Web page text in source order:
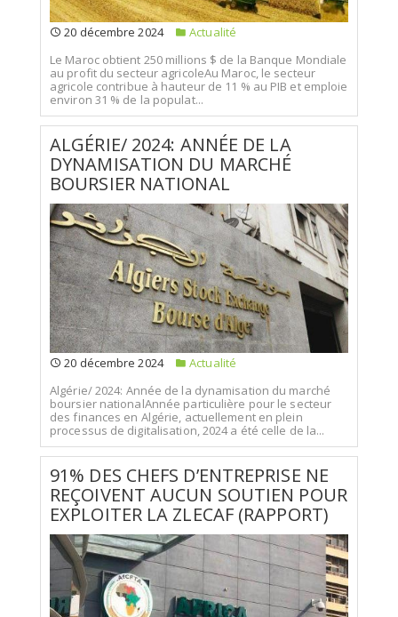
20 décembre 2024
Actualité
Le Maroc obtient 250 millions $ de la Banque Mondiale
au profit du secteur agricoleAu Maroc, le secteur
agricole contribue à hauteur de 11 % au PIB et emploie
environ 31 % de la populat...
ALGÉRIE/ 2024: ANNÉE DE LA
DYNAMISATION DU MARCHÉ
BOURSIER NATIONAL
20 décembre 2024
Actualité
Algérie/ 2024: Année de la dynamisation du marché
boursier nationalAnnée particulière pour le secteur
des finances en Algérie, actuellement en plein
processus de digitalisation, 2024 a été celle de la...
91% DES CHEFS D’ENTREPRISE NE
REÇOIVENT AUCUN SOUTIEN POUR
EXPLOITER LA ZLECAF (RAPPORT)